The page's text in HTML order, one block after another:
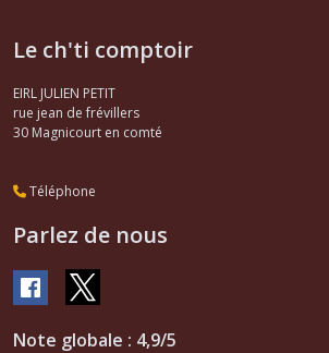
Le ch'ti comptoir
EIRL JULIEN PETIT
rue jean de frévillers
30 Magnicourt en comté
Téléphone
Parlez de nous
Note globale : 4,9/5